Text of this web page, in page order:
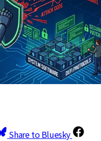
Share to Bluesky